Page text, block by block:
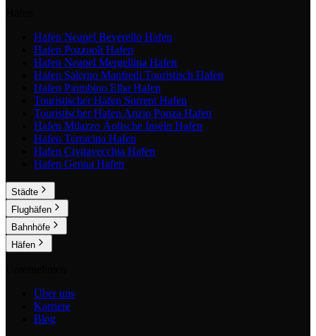
Hafen Neapel Beverello Hafen
Hafen Pozzuoli Hafen
Hafen Neapel Mergellina Hafen
Hafen Salerno Manfredi Touristisch Hafen
Hafen Piombino Elba Hafen
Touristischer Hafen SorrentHafen
Touristischer Hafen Anzio Ponza Hafen
Hafen Milazzo Äolische Inseln Hafen
Hafen Terracina Hafen
Hafen Civitavecchia Hafen
Hafen Genua Hafen
Städte
Flughäfen
Bahnhöfe
Häfen
Über uns
Karriere
Blog